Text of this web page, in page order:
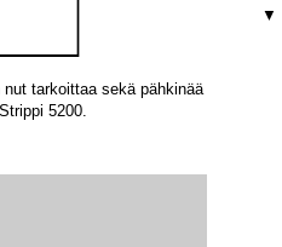
tarkoittaa sekä pähkinää
5200.
▼